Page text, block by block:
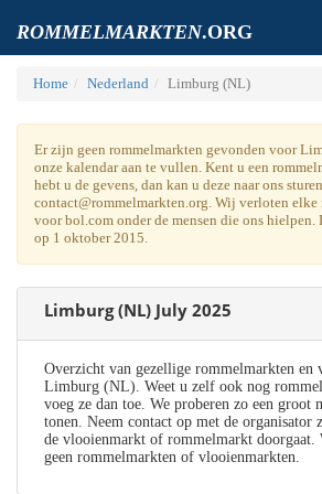
ROMMELMARKTEN.ORG
Home Nederland Limburg (NL)
Er zijn geen rommelmarkten gevonden voor
onze kalendar aan te vullen. Kent u een
hebt u de gevens, dan kan u deze naar ons
contact@rommelmarkten.org. Wij verloten elke
voor bol.com onder de mensen die ons
op 1 oktober 2015.
Limburg (NL) July 2025
Overzicht van gezellige rommelmarkten en
Limburg (NL). Weet u zelf ook nog
voeg ze dan toe. We proberen zo een groot
tonen. Neem contact op met de organisator
de vlooienmarkt of rommelmarkt doorgaat.
geen rommelmarkten of vlooienmarkten.